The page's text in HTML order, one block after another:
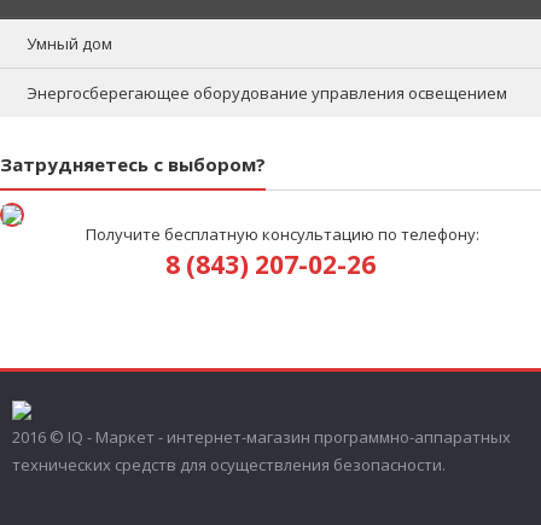
Умный дом
Энергосберегающее оборудование управления освещением
Затрудняетесь с выбором?
Получите бесплатную консультацию по телефону:
8 (843) 207-02-26
2016 © IQ - Маркет - интернет-магазин программно-аппаратных
технических средств для осуществления безопасности.